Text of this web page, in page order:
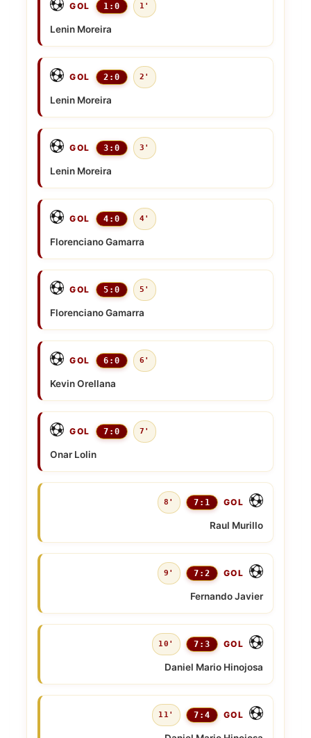
GOL 1:0 1'
Lenin Moreira
GOL 2:0 2'
Lenin Moreira
GOL 3:0 3'
Lenin Moreira
GOL 4:0 4'
Florenciano Gamarra
GOL 5:0 5'
Florenciano Gamarra
GOL 6:0 6'
Kevin Orellana
GOL 7:0 7'
Onar Lolin
8' 7:1 GOL
Raul Murillo
9' 7:2 GOL
Fernando Javier
10' 7:3 GOL
Daniel Mario Hinojosa
11' 7:4 GOL